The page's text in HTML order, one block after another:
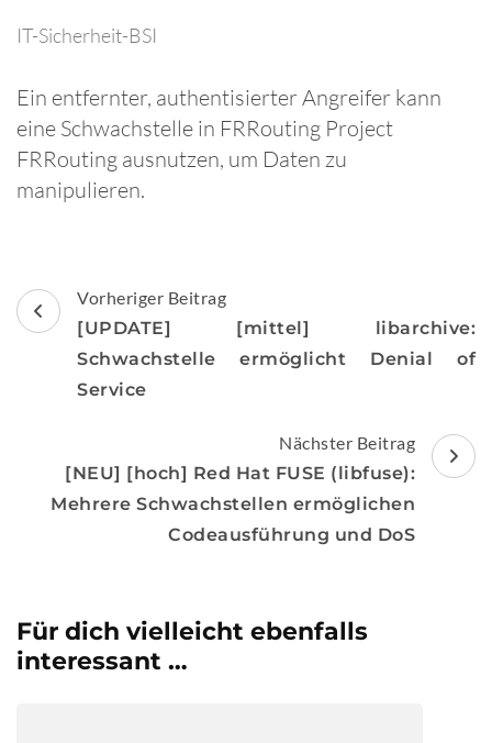
IT-Sicherheit-BSI
Ein entfernter, authentisierter Angreifer kann
eine Schwachstelle in FRRouting Project
FRRouting ausnutzen, um Daten zu
manipulieren.
Beitragsnavigation
Vorheriger Beitrag
[UPDATE] [mittel] libarchive:
Schwachstelle ermöglicht Denial of
Service
Nächster Beitrag
[NEU] [hoch] Red Hat FUSE (libfuse):
Mehrere Schwachstellen ermöglichen
Codeausführung und DoS
Für dich vielleicht ebenfalls
interessant …